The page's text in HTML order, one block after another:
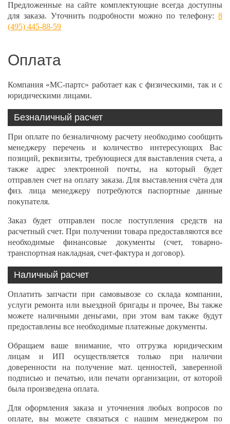
Предложенные на сайте комплектующие всегда доступны
для заказа. Уточнить подробности можно по телефону: 8
(495) 445-88-59
Оплата
Компания «МС-партс» работает как с физическими, так и с
юридическими лицами.
Безналичный расчет
При оплате по безналичному расчету необходимо сообщить
менеджеру перечень и количество интересующих Вас
позиций, реквизиты, требующиеся для выставления счета, а
также адрес электронной почты, на который будет
отправлен счет на оплату заказа. Для выставления счёта для
физ. лица менеджеру потребуются паспортные данные
покупателя.
Заказ будет отправлен после поступления средств на
расчетный счет. При получении товара предоставляются все
необходимые финансовые документы (счет, товарно-
транспортная накладная, счет-фактура и договор).
Наличный расчет
Оплатить запчасти при самовывозе со склада компании,
услуги ремонта или выездной бригады и прочее, Вы также
можете наличными деньгами, при этом вам также будут
предоставлены все необходимые платежные документы.
Обращаем ваше внимание, что отгрузка юридическим
лицам и ИП осуществляется только при наличии
доверенности на получение мат. ценностей, заверенной
подписью и печатью, или печати организации, от которой
была произведена оплата.
Для оформления заказа и уточнения любых вопросов по
оплате, вы можете связаться с нашим менеджером по